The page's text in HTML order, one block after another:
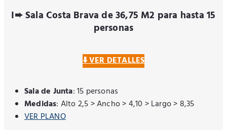
I➨ Sala Costa Brava de 36,75 M2 para hasta 15
personas
⬇️ VER DETALLES
Sala de Junta: 15 personas
Medidas: Alto 2,5 > Ancho > 4,10 > Largo > 8,35
VER PLANO